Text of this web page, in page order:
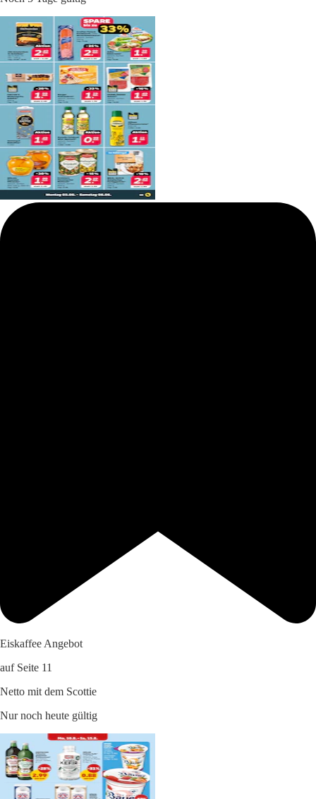
Eiskaffee Angebot
auf Seite 11
Netto mit dem Scottie
Nur noch heute gültig